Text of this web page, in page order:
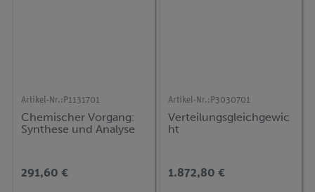
Artikel-Nr.: P1131701
Chemischer Vorgang:
Synthese und Analyse
291,60 €
Artikel-Nr.: P3030701
Verteilungsgleichgewic
ht
1.872,80 €